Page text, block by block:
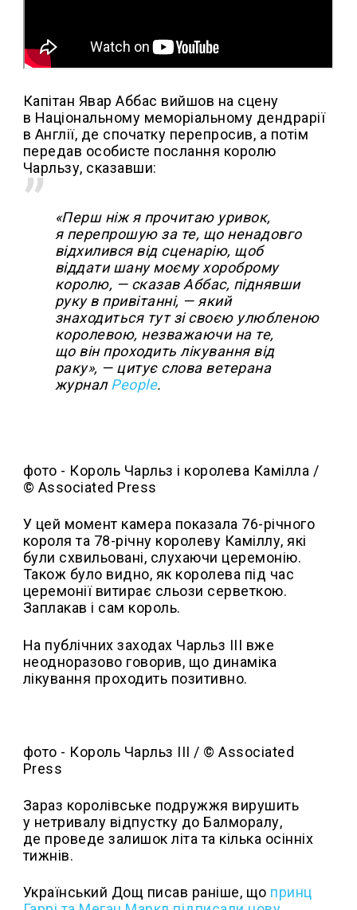
Капітан Явар Аббас вийшов на сцену
в Національному меморіальному дендрарії
в Англії, де спочатку перепросив, а потім
передав особисте послання королю
Чарльзу, сказавши:
«Перш ніж я прочитаю уривок,
я перепрошую за те, що ненадовго
відхилився від сценарію, щоб
віддати шану моєму хороброму
королю, — сказав Аббас, піднявши
руку в привітанні, — який
знаходиться тут зі своєю улюбленою
королевою, незважаючи на те,
що він проходить лікування від
раку», — цитує слова ветерана
журналPeople.
фото - Король Чарльз і королева Камілла /
© Associated Press
У цей момент камера показала 76-річного
короля та 78-річну королеву Каміллу, які
були схвильовані, слухаючи церемонію.
Також було видно, як королева під час
церемонії витирає сльози серветкою.
Заплакав і сам король.
На публічних заходах Чарльз III вже
неодноразово говорив, що динаміка
лікування проходить позитивно.
фото - Король Чарльз III / © Associated
Press
Зараз королівське подружжя вирушить
у нетривалу відпустку до Балморалу,
де проведе залишок літа та кілька осінніх
тижнів.
Український Дощ писав раніше, що принц